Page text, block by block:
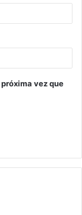
vez que